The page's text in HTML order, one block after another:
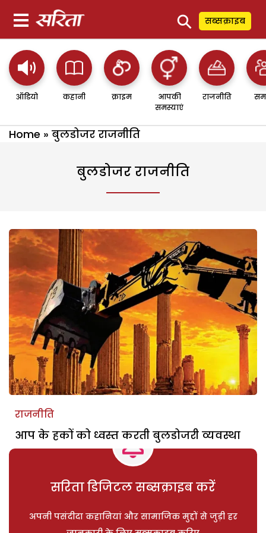
⚲ सब्सक्राइब
ऑडियो कहानी क्राइम
आपकी
समस्याएं
राजनीति
Home » बुलडोजर राजनीति
बुलडोजर राजनीति
राजनीति
आप के हकों को ध्वस्त करती बुलडोजरी व्यवस्था
सरिता डिजिटल सब्सक्राइब करें
अपनी पसंदीदा कहानियां और सामाजिक मुद्दों से जुड़ी हर